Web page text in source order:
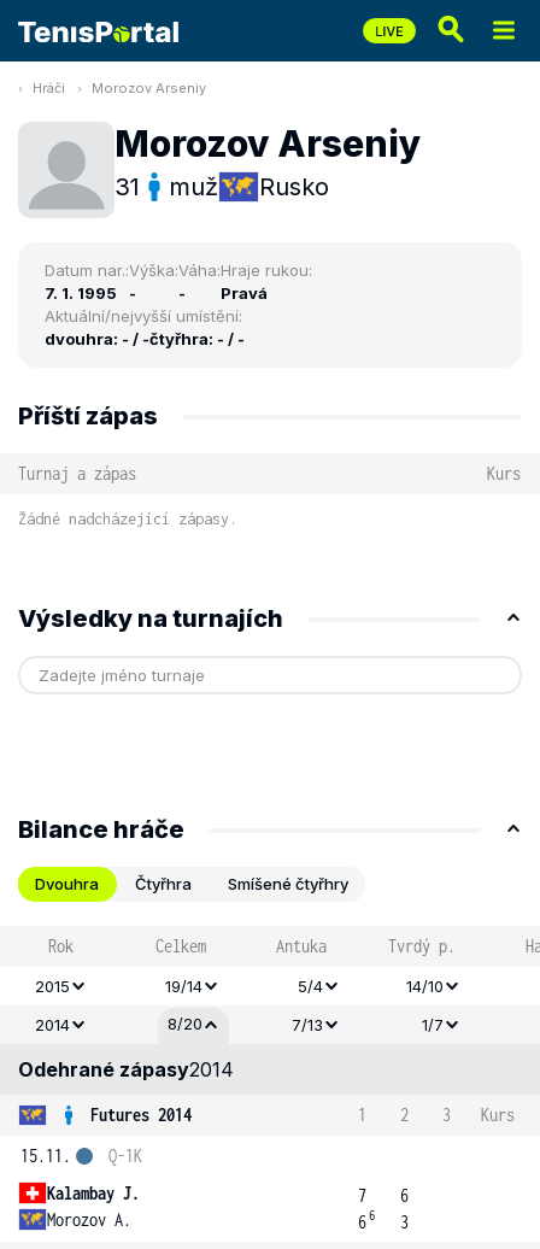
Hráči Morozov Arseniy
Morozov Arseniy
31 muž Rusko
Datum nar.:
7. 1. 1995
Výška:
-
Váha:
-
Hraje rukou:
Pravá
Aktuální/nejvyšší umístění:
dvouhra: - / -čtyřhra: - / -
Příští zápas
Turnaj a zápas Kurs
Žádné nadcházející zápasy.
Výsledky na turnajích
Bilance hráče
Dvouhra Čtyřhra Smíšené čtyřhry
Rok Celkem Antuka Tvrdý p.
2015 19/14 5/4
14/10
2014
8/20 7/13 1/7
Odehrané zápasy2014
Futures 2014 1 2 3
Kurs
15.11.
Kalambay J.
Morozov A.
Q-1K
7
66
6
3